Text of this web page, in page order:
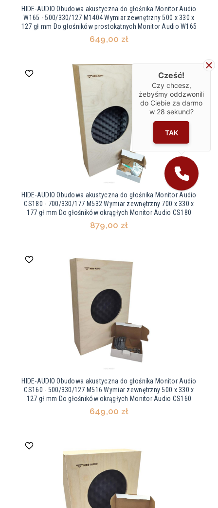
HIDE-AUDIO Obudowa akustyczna do głośnika Monitor Audio
W165 - 500/330/127 M1404 Wymiar zewnętrzny 500 x 330 x
127 gł mm Do głośników prostokątnych Monitor Audio W165
649,00 zł
HIDE-AUDIO Obudowa akustyczna do głośnika Monitor Audio
CS180 - 700/330/177 M532 Wymiar zewnętrzny 700 x 330 x
177 gł mm Do głośników okrągłych Monitor Audio CS180
879,00 zł
HIDE-AUDIO Obudowa akustyczna do głośnika Monitor Audio
CS160 - 500/330/127 M516 Wymiar zewnętrzny 500 x 330 x
127 gł mm Do głośników okrągłych Monitor Audio CS160
649,00 zł
Cześć!
Czy chcesz,
żebyśmy oddzwonili
do Ciebie za darmo
w 28 sekund?
TAK